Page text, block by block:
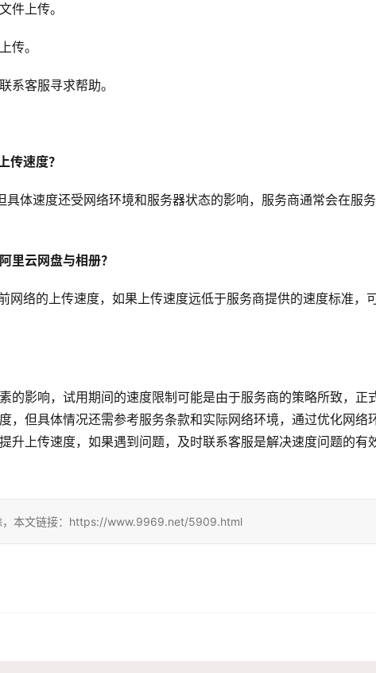
件上传。
传。
系客服寻求帮助。
传速度？
体速度还受网络环境和服务器状态的影响，服务商通常会在服
里云网盘与相册？
网络的上传速度，如果上传速度远低于服务商提供的速度标准，
的影响，试用期间的速度限制可能是由于服务商的策略所致，正
，但具体情况还需参考服务条款和实际网络环境，通过优化网络
升上传速度，如果遇到问题，及时联系客服是解决速度问题的有
，本文链接：https://www.9969.net/5909.html